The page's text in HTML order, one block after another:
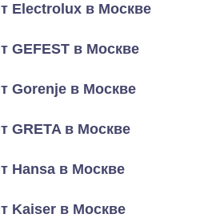
Electrolux в Москве
GEFEST в Москве
Gorenje в Москве
GRETA в Москве
Hansa в Москве
Kaiser в Москве